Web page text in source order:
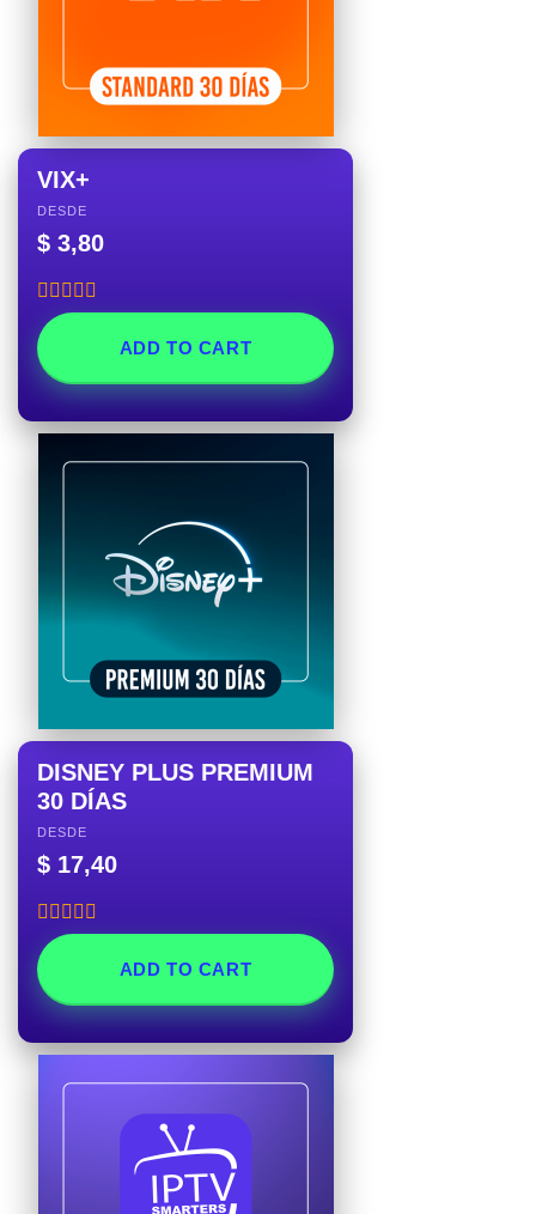
VIX+
DESDE
$ 3,80
Rated
out of 5
ADD TO CART
DISNEY PLUS PREMIUM
30 DÍAS
DESDE
$ 17,40
Rated5.00
out of 5
ADD TO CART